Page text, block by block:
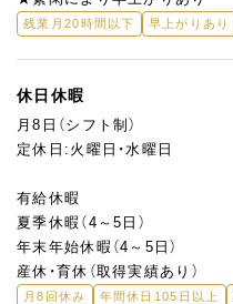
残業月20時間以下 早上がりあり
休日休暇
月8日（シフト制）
定休日:火曜日・水曜日
有給休暇
夏季休暇（4～5日）
年末年始休暇（4～5日）
産休・育休（取得実績あり）
月8回休み 年間休日105日以上